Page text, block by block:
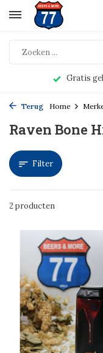
Gratis
Terug Home
Raven Bone
Filter
2 producten